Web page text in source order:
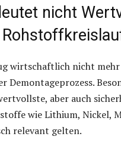
nicht
wirtschaftlich nicht
aber auch
wie Lithium, Nickel,
relevant gelten.